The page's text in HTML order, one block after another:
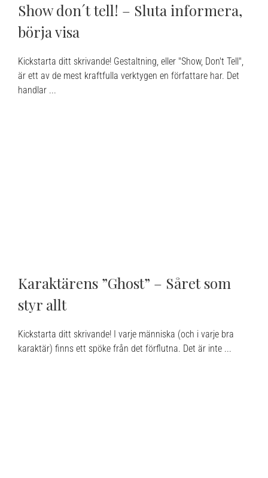
Show don´t tell! – Sluta informera,
börja visa
Kickstarta ditt skrivande! Gestaltning, eller "Show, Don't Tell",
är ett av de mest kraftfulla verktygen en författare har. Det
handlar ...
Karaktärens ”Ghost” – Såret som
styr allt
Kickstarta ditt skrivande! I varje människa (och i varje bra
karaktär) finns ett spöke från det förflutna. Det är inte ...